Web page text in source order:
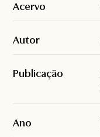
Acervo
Autor
Publicação
Ano